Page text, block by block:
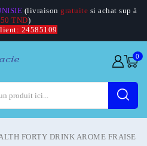
(livraison gratuite si achat sup à
TND)
24585109
0
FORTY DRINK AROME FRAISE